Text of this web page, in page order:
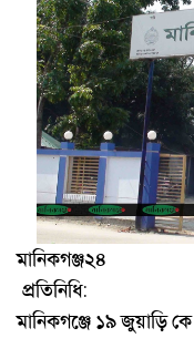
মানিকগঞ্জ২৪
প্রতিনিধি:
মানিকগঞ্জে ১৯জুয়াড়িকে